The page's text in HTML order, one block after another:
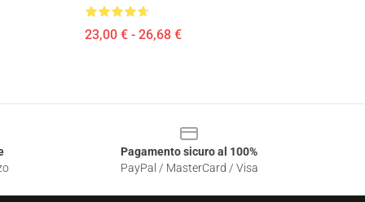
23,00 € - 26,68 €
Pagamento sicuro al 100%
PayPal / MasterCard / Visa